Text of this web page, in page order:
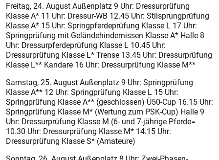
Freitag, 24. August Außenplatz 9 Uhr: Dressurprüfung
Klasse A* 11 Uhr: Dressur-WB 12.45 Uhr: Stilsprungprüfung
Klasse A* 15 Uhr: Springpferdeprüfung Klasse L 17 Uhr:
Springprüfung mit Geländehindernissen Klasse A* Halle 8
Uhr: Dressurpferdeprüfung Klasse L 10.45 Uhr:
Dressurprüfung Klasse L* Trense 13.45 Uhr: Dressurprüfung
Klasse L** Kandare 16 Uhr: Dressurprüfung Klasse M**
Samstag, 25. August Außenplatz 9 Uhr: Springprüfung
Klasse A** 12 Uhr: Springprüfung Klasse L 15 Uhr:
Springprüfung Klasse A** (geschlossen) Ü50-Cup 16.15 Uhr:
Springprüfung Klasse M* (Wertung zum PSK-Cup) Halle 9
Uhr: Dressurprüfung Klasse M (6- und 7-jährige Pferde=
10.30 Uhr: Dressurprüfung Klasse M* 14.15 Uhr:
Dressurprüfung Klasse S* (Amateure)